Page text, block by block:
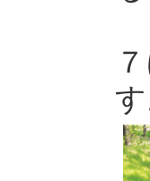
す